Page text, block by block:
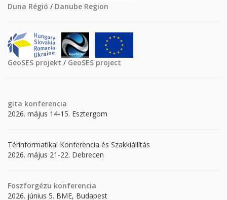
Duna Régió / Danube Region
GeoSES projekt / GeoSES project
gita konferencia
2026. május 14-15. Esztergom
Térinformatikai Konferencia és Szakkiállítás
2026. május 21-22. Debrecen
Foszforgézu konferencia
2026. június 5. BME, Budapest